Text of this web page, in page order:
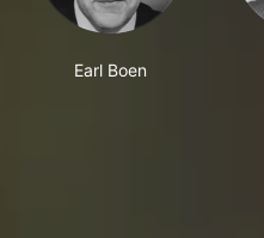
Earl Boen